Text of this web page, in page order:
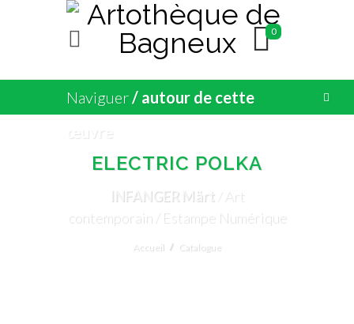
0
Naviguer/ autour de cette
œuvre
ELECTRIC POLKA
INFANGER Märt/ Art
contemporain / Estampe Numérique
Accueil Catalogue